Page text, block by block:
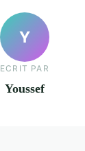
Y
ECRIT PAR
Youssef